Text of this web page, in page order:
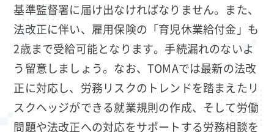
基準監督署に届け出なければなりません。また、
法改正に伴い、雇用保険の「育児休業給付金」も
2歳まで受給可能となります。手続漏れのないよ
う留意しましょう。なお、TOMAでは最新の法改
正に対応し、労務リスクのトレンドを踏まえたリ
スクヘッジができる就業規則の作成、そして労働
問題や法改正への対応をサポートする労務相談を